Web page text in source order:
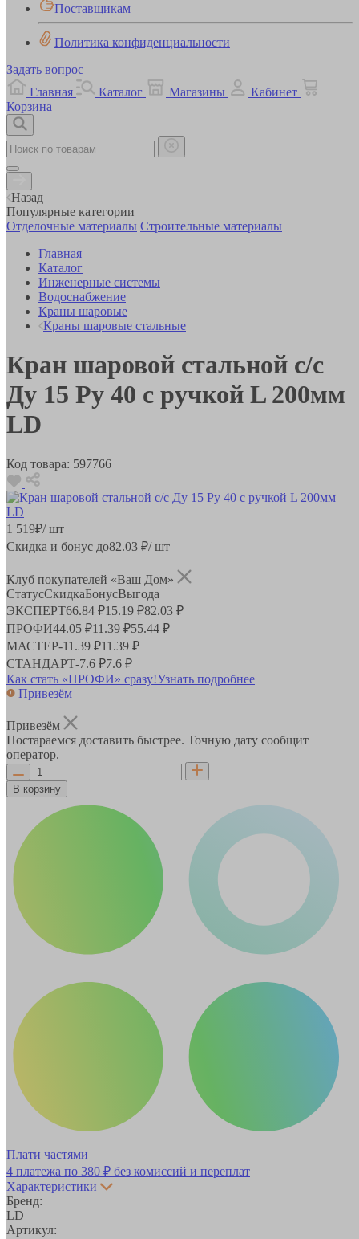
Поставщикам
Политика конфиденциальности
Задать вопрос
Главная
Каталог Магазины
Кабинет
Корзина
Назад
Популярные категории
Отделочные материалы Строительные материалы
Главная
Каталог
Инженерные системы
Водоснабжение
Краны шаровые
Краны шаровые стальные
Кран шаровой стальной с/с
Ду 15 Ру 40 с ручкой L 200мм
LD
Код товара: 597766
1 519₽/ шт
Скидка и бонус до82.03 ₽/ шт
Клуб покупателей «Ваш Дом»
СтатусСкидкаБонусВыгода
ЭКСПЕРТ66.84 ₽15.19 ₽82.03 ₽
ПРОФИ44.05 ₽11.39 ₽55.44 ₽
МАСТЕР-11.39 ₽11.39 ₽
СТАНДАРТ-7.6 ₽7.6 ₽
Как стать «ПРОФИ» сразу!Узнать подробнее
Привезём
Привезём
Постараемся доставить быстрее. Точную дату сообщит
оператор.
В корзину
Плати частями
4 платежа по 380 ₽ без комиссий и переплат
Характеристики
Бренд:
LD
Артикул: